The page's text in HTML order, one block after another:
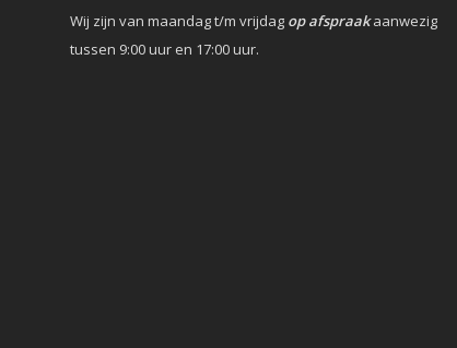
Wij zijn van maandag t/m vrijdag op afspraakaanwezig
tussen 9:00 uur en 17:00 uur.